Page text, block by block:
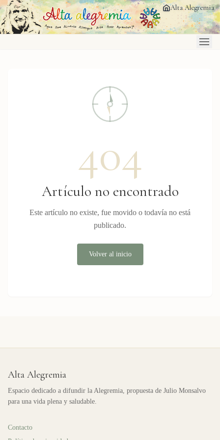
Saltar al contenido principal Alta Alegremia
404
Artículo no encontrado
Este artículo no existe, fue movido o todavía no está
publicado.
Volver al inicio
Alta Alegremia
Espacio dedicado a difundir la Alegremia, propuesta de Julio Monsalvo
para una vida plena y saludable.
Contacto